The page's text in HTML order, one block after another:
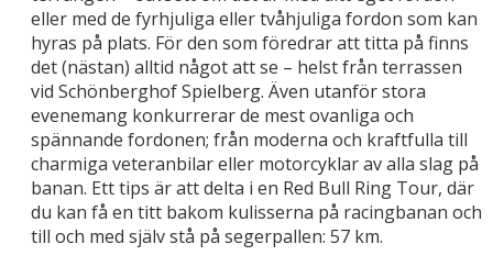
eller med de fyrhjuliga eller tvåhjuliga fordon som kan
hyras på plats. För den som föredrar att titta på finns
det (nästan) alltid något att se – helst från terrassen
vid Schönberghof Spielberg. Även utanför stora
evenemang konkurrerar de mest ovanliga och
spännande fordonen; från moderna och kraftfulla till
charmiga veteranbilar eller motorcyklar av alla slag på
banan. Ett tips är att delta i en Red Bull Ring Tour, där
du kan få en titt bakom kulisserna på racingbanan och
till och med själv stå på segerpallen: 57 km.